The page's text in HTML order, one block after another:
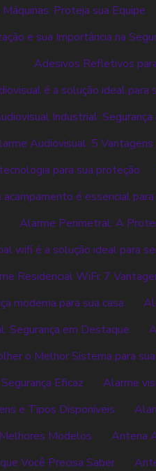
Proteja sua Equipe
e sua Importância na
Adesivos Refletivos
é a solução ideal para
Industrial:
Audiovisual: 5 Vantagens
para sua proteção
é essencial
Alarme Perimetral: A
wifi é a solução ideal para
Residencial WiFi: 7
moderna para sua casa
Segurança em Destaque
o Melhor Sistema para
Eficaz
Alarme
e Tipos Disponíveis
Modelos
Antena
Você Precisa Saber